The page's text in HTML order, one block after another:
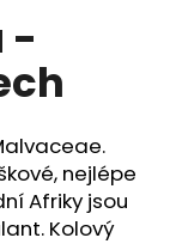
-
nejlépe
Afriky jsou
Kolový